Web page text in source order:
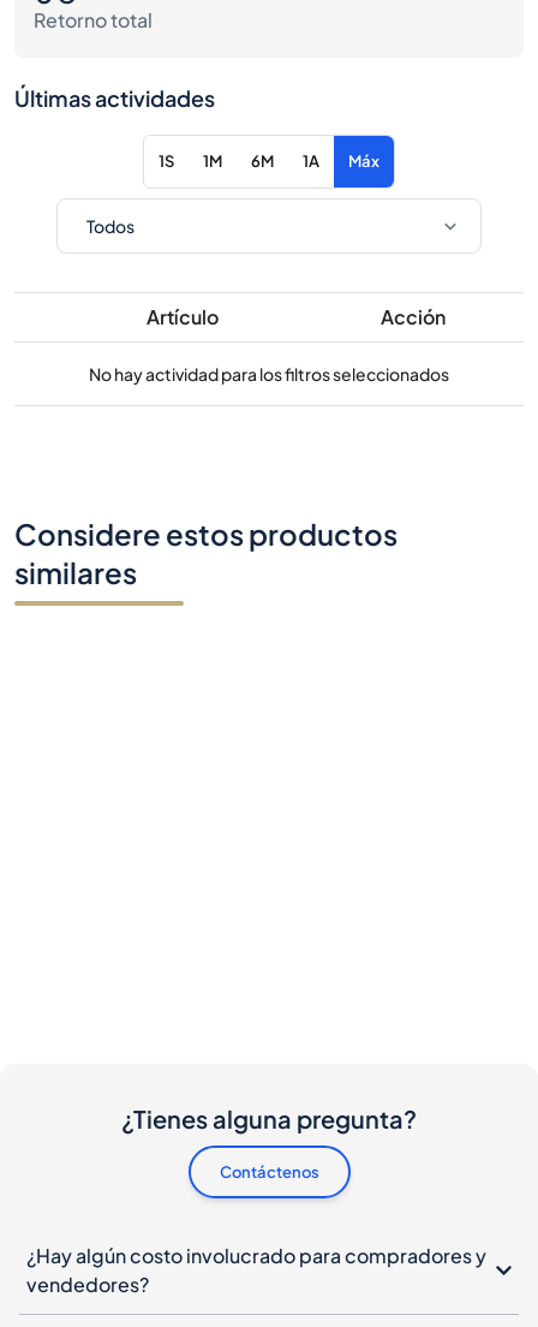
Retorno total
Últimas actividades
1S 1M 6M 1A Máx
Artículo Acción
No hay actividad para los filtros seleccionados
Considere estos productos
similares
¿Tienes alguna pregunta?
Contáctenos
¿Hay algún costo involucrado para compradores y
vendedores?